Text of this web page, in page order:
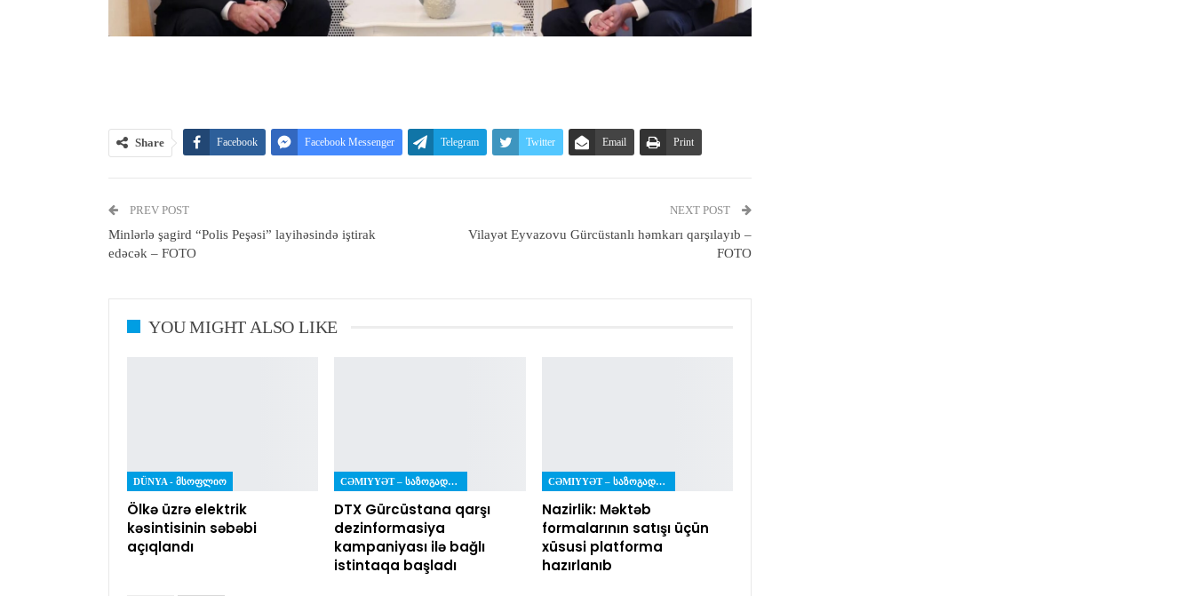
Share Facebook Facebook Messenger Telegram Twitter Email Print
PREV POST
Minlərlə şagird “Polis Peşəsi” layihəsində iştirak
edəcək – FOTO
NEXT POST
Vilayət Eyvazovu Gürcüstanlı həmkarı qarşılayıb –
FOTO
YOU MIGHT ALSO LIKE
DÜNYA - ᲛᲡᲝᲤᲚᲘᲝ
Ölkə üzrə elektrik
kəsintisinin səbəbi
açıqlandı
CƏMIYYƏT – ᲡᲐᲖᲝᲒᲐᲓᲝᲔᲑᲐ
DTX Gürcüstana qarşı
dezinformasiya
kampaniyası ilə bağlı
istintaqa başladı
CƏMIYYƏT – ᲡᲐᲖᲝᲒᲐᲓᲝᲔᲑᲐ
Nazirlik: Məktəb
formalarının satışı üçün
xüsusi platforma
hazırlanıb